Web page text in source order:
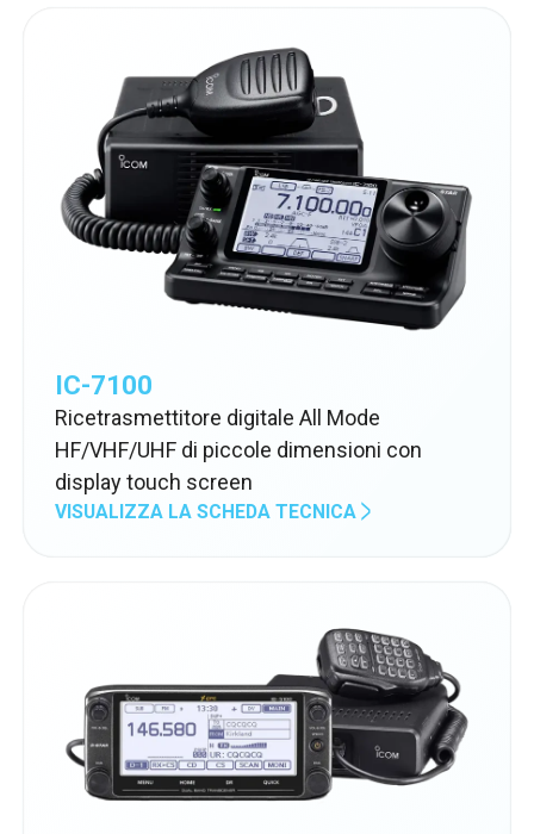
IC-7100
Ricetrasmettitore digitale All Mode
HF/VHF/UHF di piccole dimensioni con
display touch screen
VISUALIZZA LA SCHEDA TECNICA